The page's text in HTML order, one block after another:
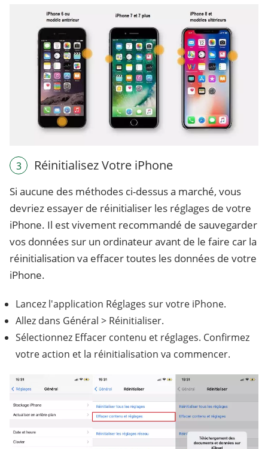
3 Réinitialisez Votre iPhone
Si aucune des méthodes ci-dessus a marché, vous
devriez essayer de réinitialiser les réglages de votre
iPhone. Il est vivement recommandé de sauvegarder
vos données sur un ordinateur avant de le faire car la
réinitialisation va effacer toutes les données de votre
iPhone.
Lancez l'application Réglages sur votre iPhone.
Allez dans Général > Réinitialiser.
Sélectionnez Effacer contenu et réglages. Confirmez
votre action et la réinitialisation va commencer.